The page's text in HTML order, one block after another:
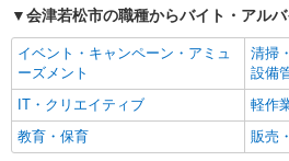
会津若松市の職種からバイト・アル
イベント・キャンペーン・アミュ
ーズメント
清掃
設備
IT・クリエイティブ
軽作
教育・保育
販売